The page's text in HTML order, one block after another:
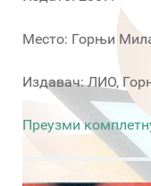
Место: Горњи
Издавач: ЛИО,
Преузми